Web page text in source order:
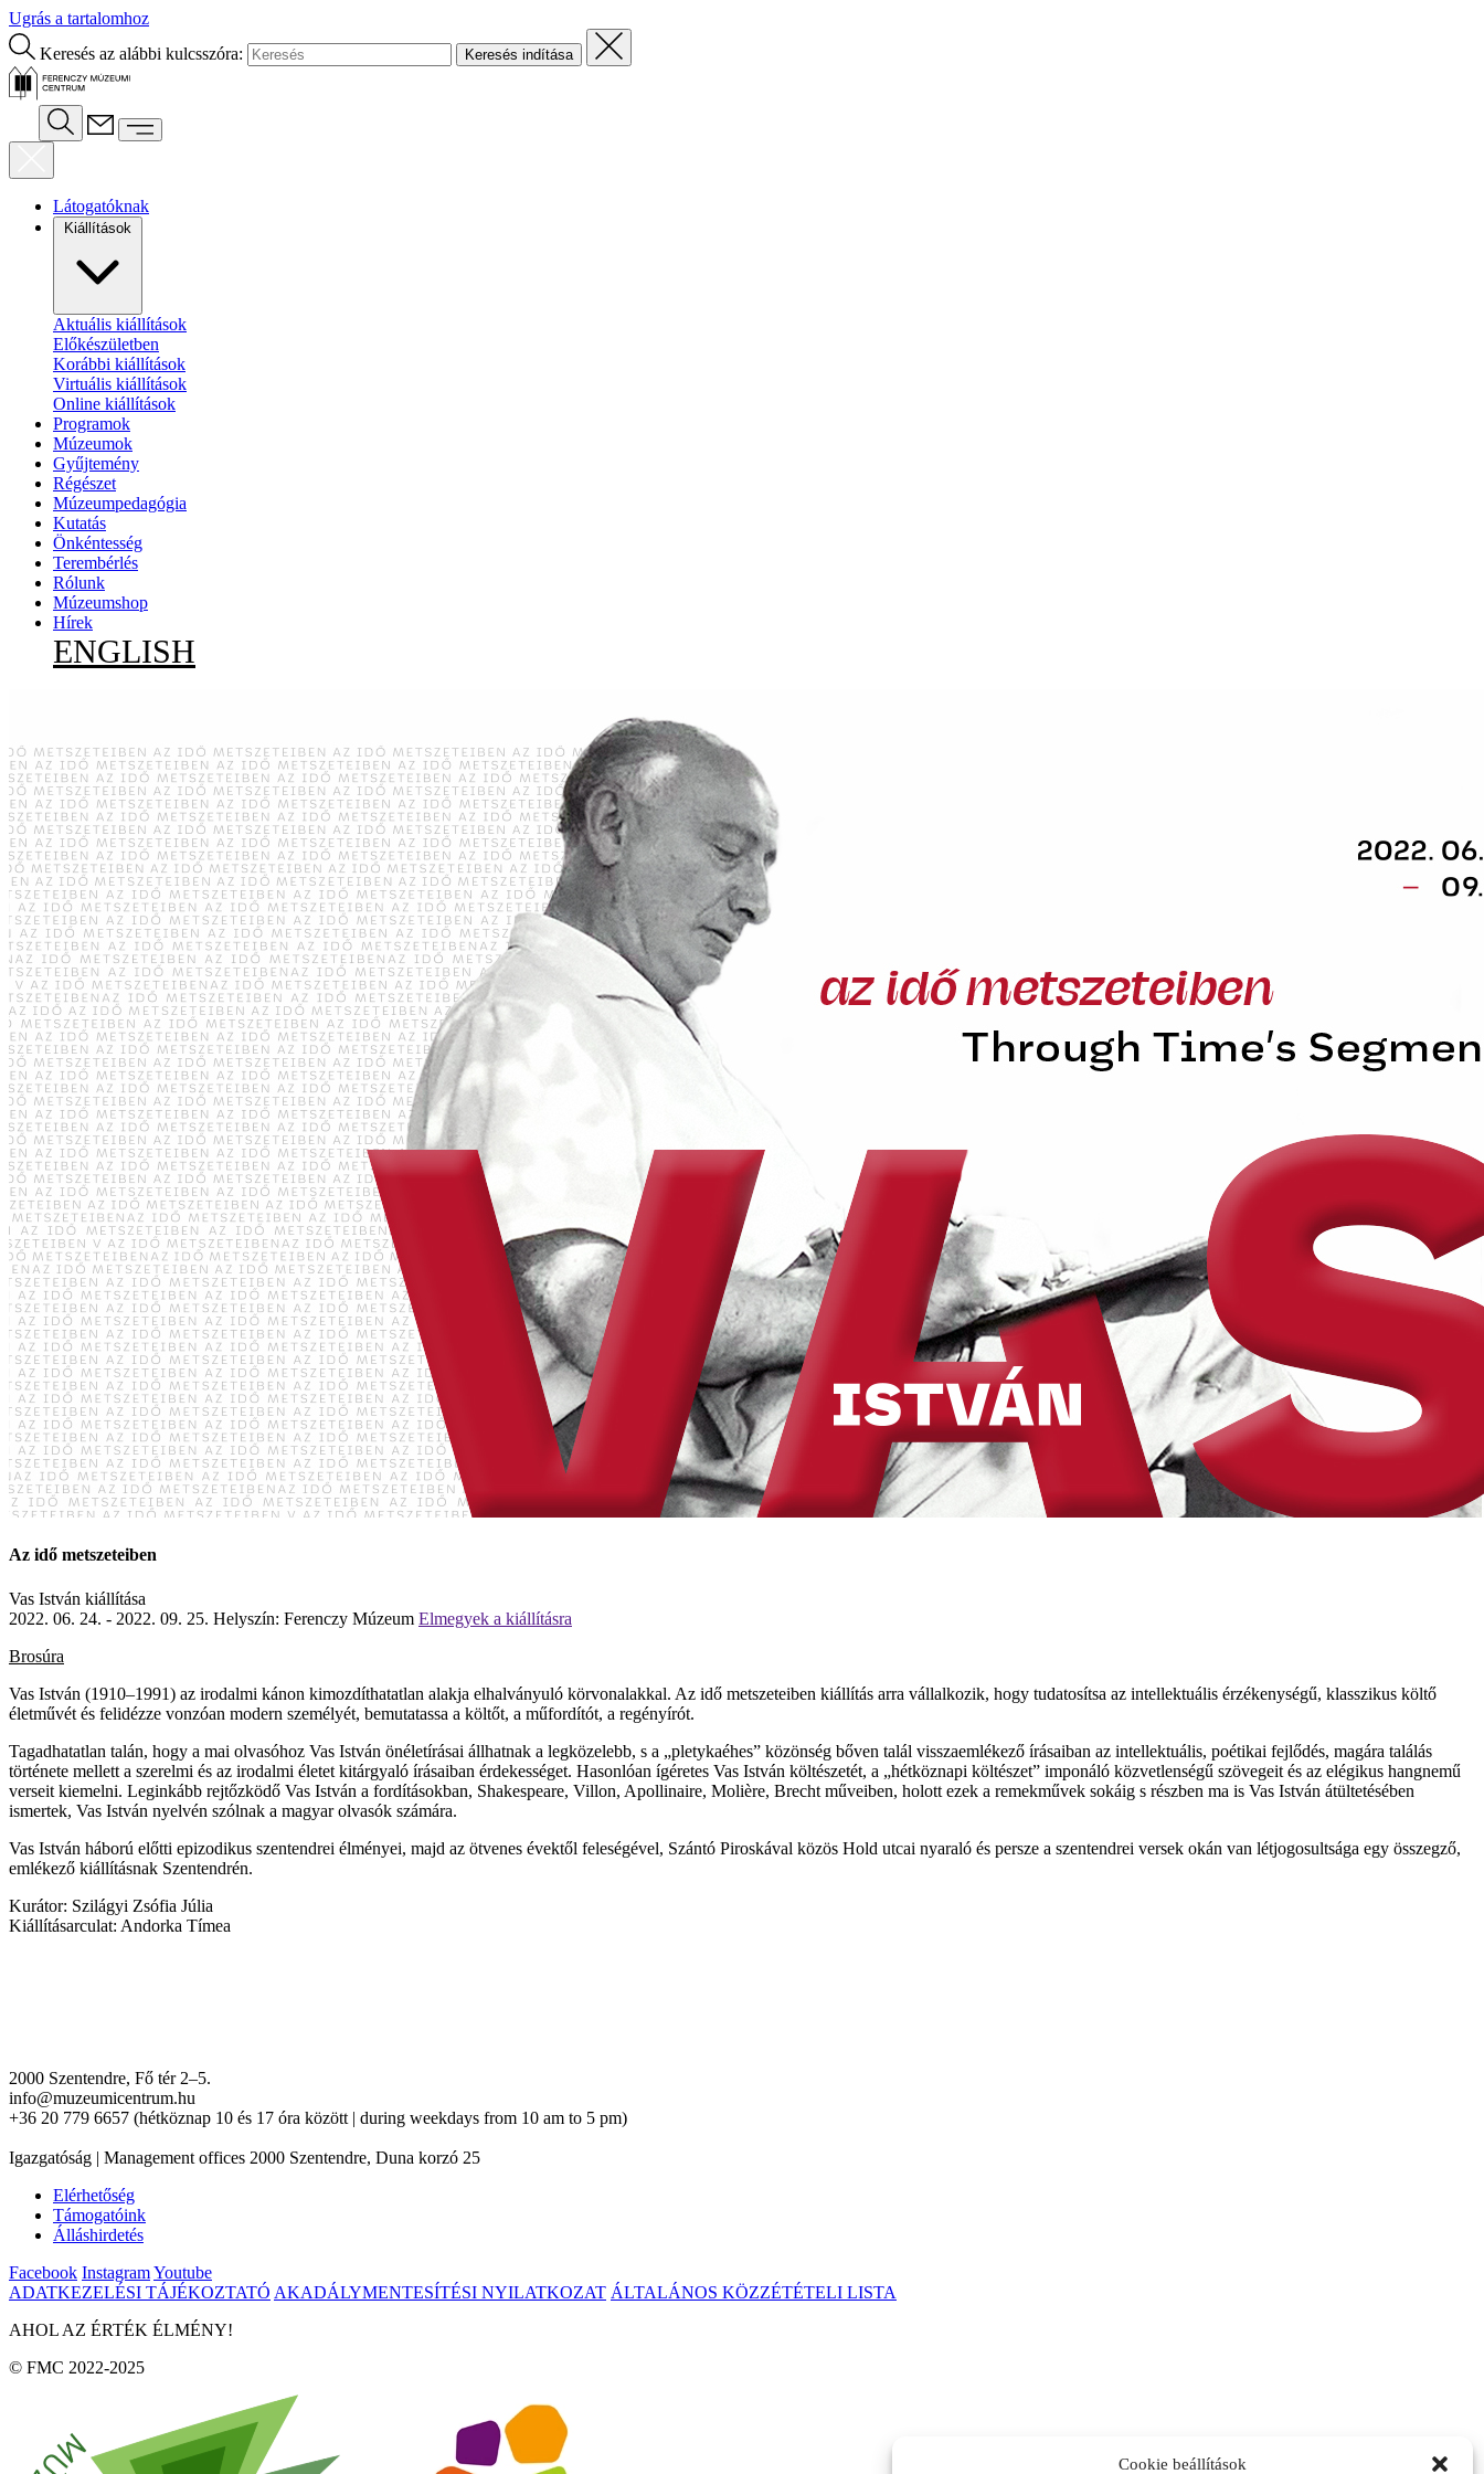
Cookie beállítások
Ugrás a tartalomhoz
Keresés az alábbi kulcsszóra:
Látogatóknak
Kiállítások
Aktuális kiállítások
Előkészületben
Korábbi kiállítások
Virtuális kiállítások
Online kiállítások
Programok
Múzeumok
Gyűjtemény
Régészet
Múzeumpedagógia
Kutatás
Önkéntesség
Terembérlés
Rólunk
Múzeumshop
Hírek
ENGLISH
Az idő metszeteiben
Vas István kiállítása
2022. 06. 24. - 2022. 09. 25. Helyszín: Ferenczy Múzeum Elmegyek a kiállításra
Brosúra
Vas István (1910–1991) az irodalmi kánon kimozdíthatatlan alakja elhalványuló körvonalakkal. Az idő metszeteiben kiállítás arra vállalkozik, hogy tudatosítsa az intellektuális érzékenységű, klasszikus költő
életművét és felidézze vonzóan modern személyét, bemutatassa a költőt, a műfordítót, a regényírót.
Tagadhatatlan talán, hogy a mai olvasóhoz Vas István önéletírásai állhatnak a legközelebb, s a „pletykaéhes” közönség bőven talál visszaemlékező írásaiban az intellektuális, poétikai fejlődés, magára találás
története mellett a szerelmi és az irodalmi életet kitárgyaló írásaiban érdekességet. Hasonlóan ígéretes Vas István költészetét, a „hétköznapi költészet” imponáló közvetlenségű szövegeit és az elégikus hangnemű
verseit kiemelni. Leginkább rejtőzködő Vas István a fordításokban, Shakespeare, Villon, Apollinaire, Molière, Brecht műveiben, holott ezek a remekművek sokáig s részben ma is Vas István átültetésében
ismertek, Vas István nyelvén szólnak a magyar olvasók számára.
Vas István háború előtti epizodikus szentendrei élményei, majd az ötvenes évektől feleségével, Szántó Piroskával közös Hold utcai nyaraló és persze a szentendrei versek okán van létjogosultsága egy összegző,
emlékező kiállításnak Szentendrén.
Kurátor: Szilágyi Zsófia Júlia
Kiállításarculat: Andorka Tímea
2000 Szentendre, Fő tér 2–5.
info@muzeumicentrum.hu
+36 20 779 6657 (hétköznap 10 és 17 óra között | during weekdays from 10 am to 5 pm)
Igazgatóság | Management offices 2000 Szentendre, Duna korzó 25
Elérhetőség
Támogatóink
Álláshirdetés
Facebook InstagramYoutube
ADATKEZELÉSI TÁJÉKOZTATÓ AKADÁLYMENTESÍTÉSI NYILATKOZAT ÁLTALÁNOS KÖZZÉTÉTELI LISTA
AHOL AZ ÉRTÉK ÉLMÉNY!
© FMC 2022-2025